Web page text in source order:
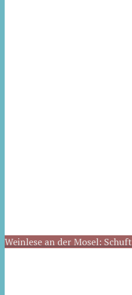
Weinlese an der Mosel: